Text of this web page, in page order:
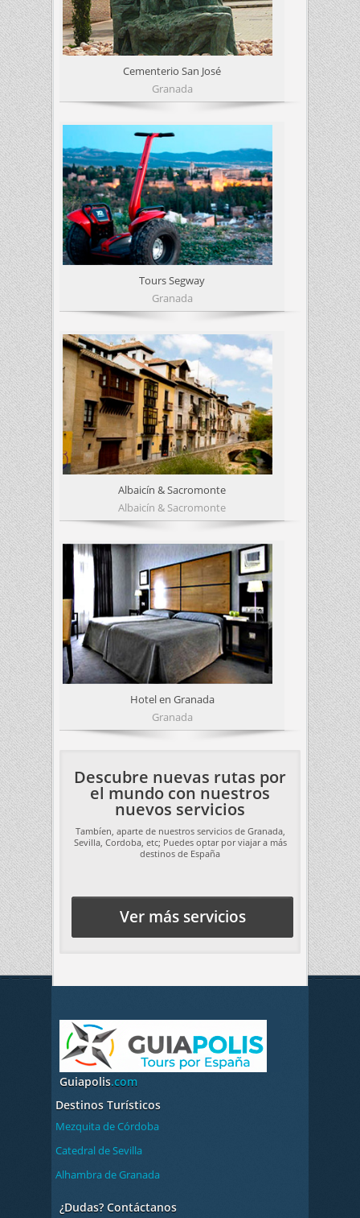
Cementerio San José
Granada
Tours Segway
Granada
Albaicín & Sacromonte
Albaicín & Sacromonte
Hotel en Granada
Granada
Descubre nuevas rutas por
el mundo con nuestros
nuevos servicios
Tambíen, aparte de nuestros servicios de Granada,
Sevilla, Cordoba, etc; Puedes optar por viajar a más
destinos de España
Ver más servicios
Guiapolis.com
Destinos Turísticos
Mezquita de Córdoba
Catedral de Sevilla
Alhambra de Granada
¿Dudas? Contáctanos